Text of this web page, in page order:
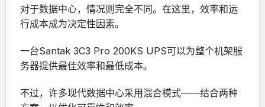
对于数据中心，情况则完全不同。在这里，效率和运
行成本成为决定性因素。
一台Santak 3C3 Pro 200KS UPS可以为整个机架服
务器提供最佳效率和最低成本。
不过，许多现代数据中心采用混合模式——结合两种